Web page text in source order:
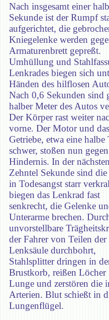
Nach insgesamt einer
Sekunde ist der Rumpf
aufgerichtet, die
Kniegelenke werden
Armaturenbrett gepreßt.
Umhüllung und
Lenkrades biegen sich
Händen des hilflosen
Nach 0,6 Sekunden sind
halber Meter des Autos
Der Körper rast weiter
vorne. Der Motor und das
Getriebe, etwa eine halbe
schwer, stoßen nun
Hindernis. In der nächsten
Zehntel Sekunde sind
in Todesangst starr
biegen das Lenkrad fast
senkrecht, die Gelenke
Unterarme brechen.
unvorstellbare
der Fahrer von Teilen der
Lenksäule durchbohrt,
Stahlsplitter dringen in
Brustkorb, reißen Löcher
Lunge und zerstören die
Arterien. Blut schießt in
Lungenflügel.